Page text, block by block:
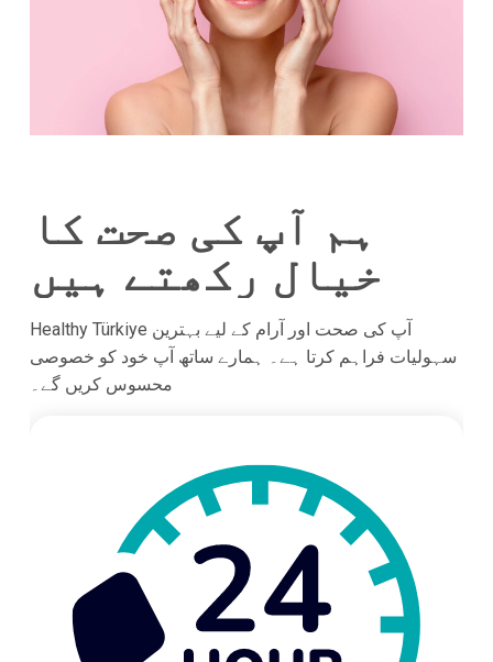
ہم آپ کی صحت کا
خیال رکھتے ہیں
Healthy Türkiye آپ کی صحت اور آرام کے لیے بہترین
سہولیات فراہم کرتا ہے۔ ہمارے ساتھ آپ خود کو خصوصی
محسوس کریں گے۔